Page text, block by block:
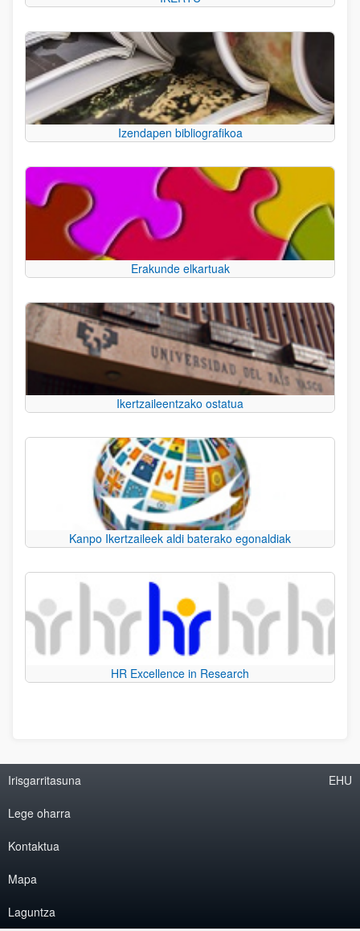
Izendapen bibliografikoa
Erakunde elkartuak
Ikertzaileentzako ostatua
Kanpo Ikertzaileek aldi baterako egonaldiak
HR Excellence in Research
Irisgarritasuna
Lege oharra
Kontaktua
Mapa
Laguntza
EHU